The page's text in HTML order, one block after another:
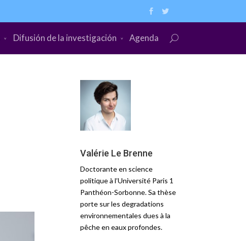
Difusión de la investigación Agenda
Valérie Le Brenne
Doctorante en science
politique à l’Université Paris 1
Panthéon-Sorbonne. Sa thèse
porte sur les degradations
environnementales dues à la
pêche en eaux profondes.